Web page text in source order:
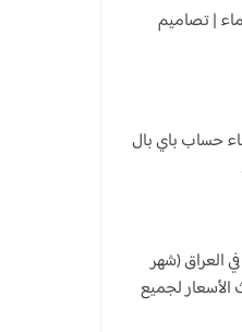
| تصاميم
حساب باي بال
العراق (شهر
أحدث الأسعار لجميع